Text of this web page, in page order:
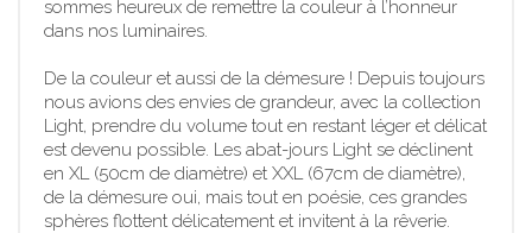
sommes heureux de remettre la couleur à l’honneur
dans nos luminaires.
De la couleur et aussi de la démesure ! Depuis toujours
nous avions des envies de grandeur, avec la collection
Light, prendre du volume tout en restant léger et délicat
est devenu possible. Les abat-jours Light se déclinent
en XL (50cm de diamètre) et XXL (67cm de diamètre),
de la démesure oui, mais tout en poésie, ces grandes
sphères flottent délicatement et invitent à la rêverie.